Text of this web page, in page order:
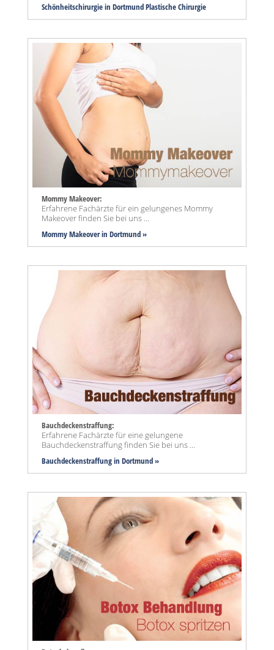
Schönheitschirurgie in Dortmund Plastische Chirurgie
Mommy Makeover:
Erfahrene Fachärzte für ein gelungenes Mommy
Makeover finden Sie bei uns ...
Mommy Makeoverin Dortmund »
Bauchdeckenstraffung:
Erfahrene Fachärzte für eine gelungene
Bauchdeckenstraffung finden Sie bei uns ...
Bauchdeckenstraffungin Dortmund »